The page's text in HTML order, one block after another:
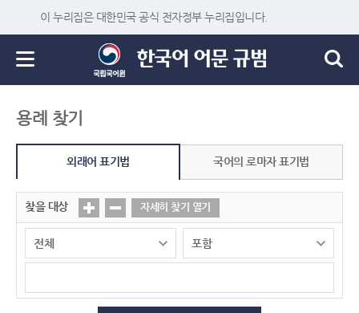
이 누리집은 대한민국 공식 전자정부 누리집입니다.
용례 찾기
외래어 표기법 국어의 로마자 표기법
찾을 대상 자세히 찾기 열기